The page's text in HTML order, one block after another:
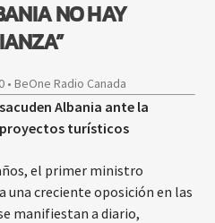
NO HAY
• BeOne Radio Canada
Albania ante la
turísticos
el primer ministro
una creciente oposición en las
manifiestan a diario,